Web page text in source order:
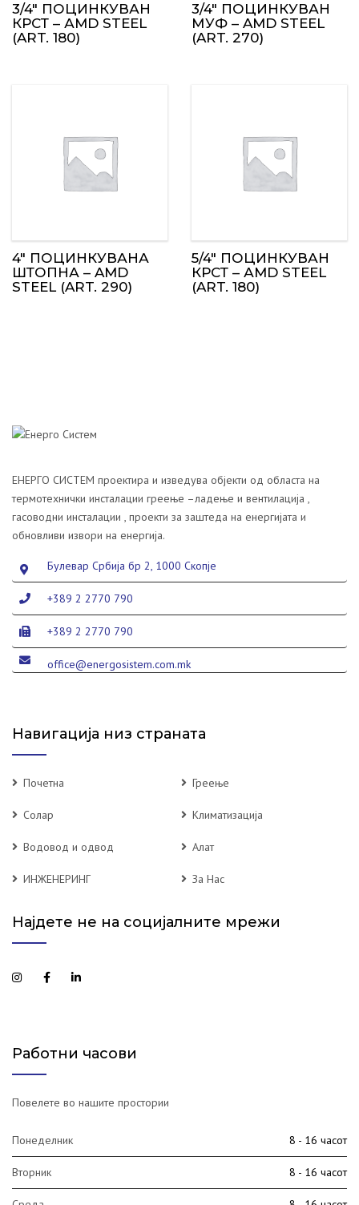
3/4″ ПОЦИНКУВАН
КРСТ – АMD STEEL
(ART. 180)
3/4″ ПОЦИНКУВАН
МУФ – AMD STEEL
(ART. 270)
4″ ПОЦИНКУВАНА
ШТОПНА – AMD
STEEL (ART. 290)
5/4″ ПОЦИНКУВАН
КРСТ – АMD STEEL
(ART. 180)
ЕНЕРГО СИСТЕМ проектира и изведува објекти од областа на
термотехнички инсталации греење –ладење и вентилација ,
гасоводни инсталации , проекти за заштеда на енергијата и
обновливи извори на енергија.
Булевар Србија бр 2, 1000 Скопје
+389 2 2770 790
+389 2 2770 790
office@energosistem.com.mk
Навигација низ страната
Почетна Греење
Солар Климатизација
Водовод и одвод Алат
ИНЖЕНЕРИНГ За Нас
Најдете не на социјалните мрежи
Работни часови
Повелете во нашите простории
Понеделник 8 - 16 часот
Вторник 8 - 16 часот